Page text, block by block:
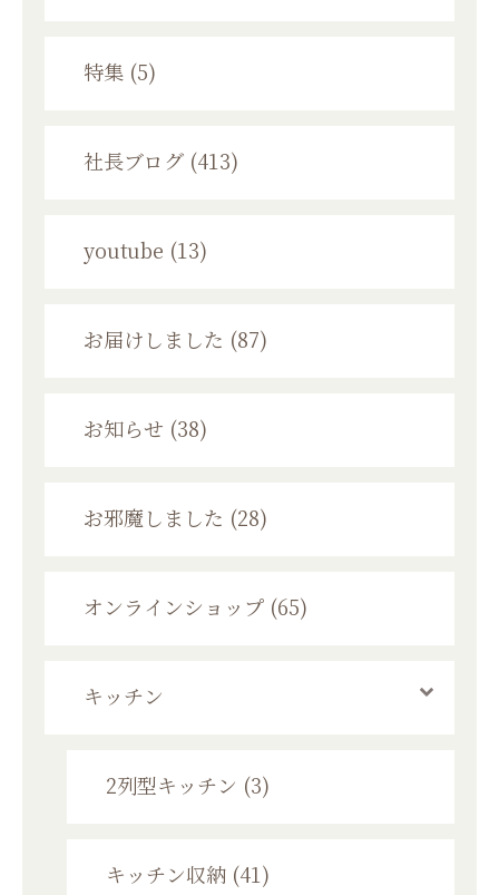
特集 (5)
社長ブログ (413)
youtube (13)
お届けしました (87)
お知らせ (38)
お邪魔しました (28)
オンラインショップ (65)
キッチン
2列型キッチン (3)
キッチン収納 (41)